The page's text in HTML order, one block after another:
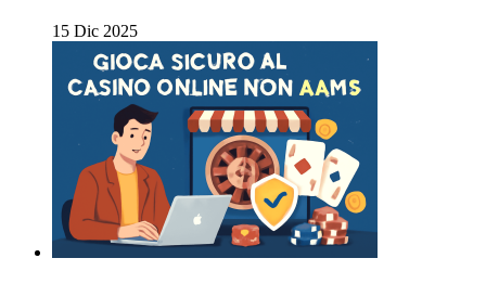
15 Dic 2025